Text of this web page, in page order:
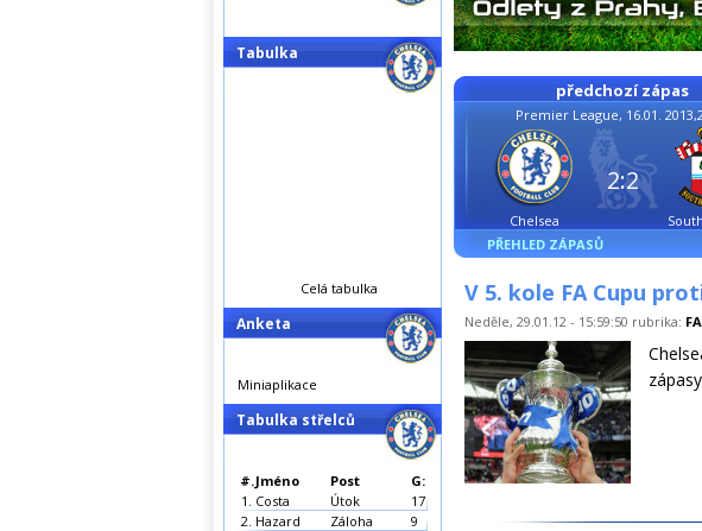
předchozí zápas
Premier League, 16.01.
Chelsea
2:2
PŘEHLED ZÁPASŮ
V 5. kole FA Cupu
Neděle, 29.01.12 - 15:59:50 rubrika:
Tabulka
Celá tabulka
Anketa
Miniaplikace
Tabulka střelců
#.Jméno Post
G:
1. Costa Útok
17
2. Hazard Záloha
9